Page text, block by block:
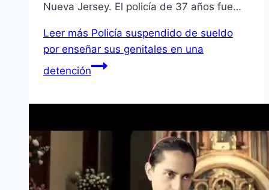
Nueva Jersey. El policía de 37 años fue…
Leer más Policía suspendido de sueldo
por enseñar sus genitales en una
detención